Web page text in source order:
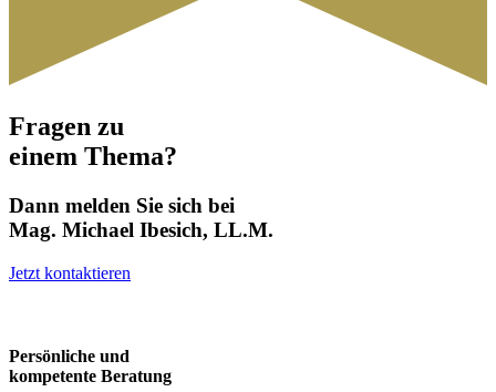
Fragen zu
einem Thema?
Dann melden Sie sich bei
Mag. Michael Ibesich, LL.M.
Jetzt kontaktieren
Persönliche und
kompetente Beratung